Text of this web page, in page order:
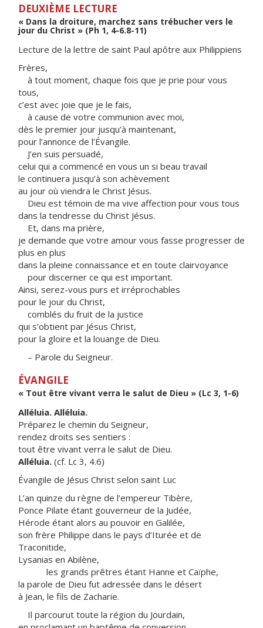
DEUXIÈME LECTURE
« Dans la droiture, marchez sans trébucher vers le
jour du Christ » (Ph 1, 4-6.8-11)
Lecture de la lettre de saint Paul apôtre aux Philippiens
Frères,
à tout moment, chaque fois que je prie pour vous
tous,
c’est avec joie que je le fais,
à cause de votre communion avec moi,
dès le premier jour jusqu’à maintenant,
pour l’annonce de l’Évangile.
J’en suis persuadé,
celui qui a commencé en vous un si beau travail
le continuera jusqu’à son achèvement
au jour où viendra le Christ Jésus.
Dieu est témoin de ma vive affection pour vous tous
dans la tendresse du Christ Jésus.
Et, dans ma prière,
je demande que votre amour vous fasse progresser de
plus en plus
dans la pleine connaissance et en toute clairvoyance
pour discerner ce qui est important.
Ainsi, serez-vous purs et irréprochables
pour le jour du Christ,
comblés du fruit de la justice
qui s’obtient par Jésus Christ,
pour la gloire et la louange de Dieu.
– Parole du Seigneur.
ÉVANGILE
« Tout être vivant verra le salut de Dieu » (Lc 3, 1-6)
Alléluia. Alléluia.
Préparez le chemin du Seigneur,
rendez droits ses sentiers :
tout être vivant verra le salut de Dieu.
Alléluia. (cf. Lc 3, 4.6)
Évangile de Jésus Christ selon saint Luc
L’an quinze du règne de l’empereur Tibère,
Ponce Pilate étant gouverneur de la Judée,
Hérode étant alors au pouvoir en Galilée,
son frère Philippe dans le pays d’Iturée et de
Traconitide,
Lysanias en Abilène,
les grands prêtres étant Hanne et Caïphe,
la parole de Dieu fut adressée dans le désert
à Jean, le fils de Zacharie.
Il parcourut toute la région du Jourdain,